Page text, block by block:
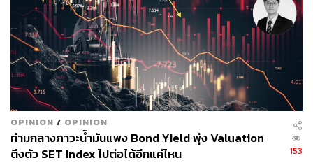
OPINION / OPINION
ท่ามกลางภาวะน้ำมันแพง Bond Yield พุ่ง Valuation
ตึงตัว SET Index ไปต่อได้อีกแค่ไหน
153